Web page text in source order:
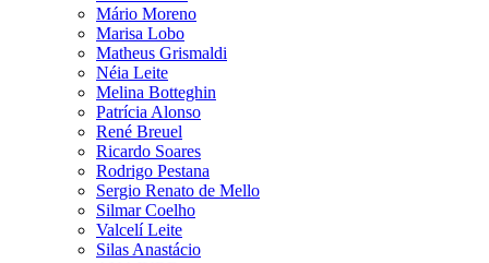
Mário Moreno
Marisa Lobo
Matheus Grismaldi
Néia Leite
Melina Botteghin
Patrícia Alonso
René Breuel
Ricardo Soares
Rodrigo Pestana
Sergio Renato de Mello
Silmar Coelho
Valcelí Leite
Silas Anastácio